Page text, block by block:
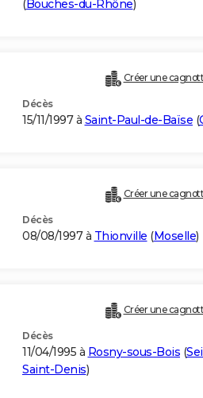
(Bouches-du-Rhône)
Créer une
Décès
15/11/1997 à Saint-Paul-de-Baïse (
Créer une
Décès
08/08/1997 à Thionville (Moselle)
Créer une
Décès
11/04/1995 à Rosny-sous-Bois (
Saint-Denis)